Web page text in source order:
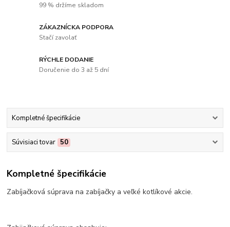
99 % držíme skladom
ZÁKAZNÍCKA PODPORA
Stačí zavolať
RÝCHLE DODANIE
Doručenie do 3 až 5 dní
Kompletné špecifikácie
Súvisiaci tovar 50
Kompletné špecifikácie
Zabíjačková súprava na zabíjačky a veľké kotlíkové akcie.